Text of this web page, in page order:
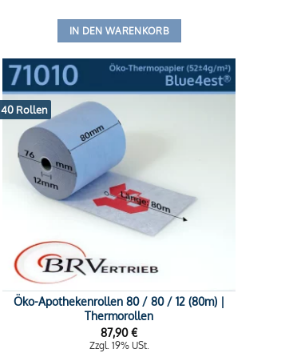
IN DEN WARENKORB
40 Rollen
Öko-Apothekenrollen 80 / 80 / 12 (80m) |
Thermorollen
87,90€
Zzgl. 19% USt.